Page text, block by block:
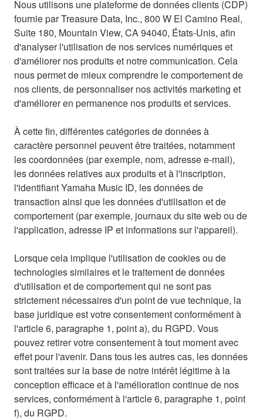
Nous utilisons une plateforme de données clients (CDP)
fournie par Treasure Data, Inc., 800 W El Camino Real,
Suite 180, Mountain View, CA 94040, États-Unis, afin
d'analyser l'utilisation de nos services numériques et
d'améliorer nos produits et notre communication. Cela
nous permet de mieux comprendre le comportement de
nos clients, de personnaliser nos activités marketing et
d'améliorer en permanence nos produits et services.
À cette fin, différentes catégories de données à
caractère personnel peuvent être traitées, notamment
les coordonnées (par exemple, nom, adresse e-mail),
les données relatives aux produits et à l'inscription,
l'identifiant Yamaha Music ID, les données de
transaction ainsi que les données d'utilisation et de
comportement (par exemple, journaux du site web ou de
l'application, adresse IP et informations sur l'appareil).
Lorsque cela implique l'utilisation de cookies ou de
technologies similaires et le traitement de données
d'utilisation et de comportement qui ne sont pas
strictement nécessaires d'un point de vue technique, la
base juridique est votre consentement conformément à
l'article 6, paragraphe 1, point a), du RGPD. Vous
pouvez retirer votre consentement à tout moment avec
effet pour l'avenir. Dans tous les autres cas, les données
sont traitées sur la base de notre intérêt légitime à la
conception efficace et à l'amélioration continue de nos
services, conformément à l'article 6, paragraphe 1, point
f), du RGPD.